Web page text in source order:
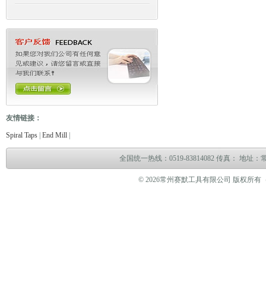
友情链接：
Spiral Taps End Mill
缆故障测试仪 电缆故障测试仪
全国统一热线：0519-83814082 传真： 地址：
© 2026常州赛默工具有限公司 版权所有